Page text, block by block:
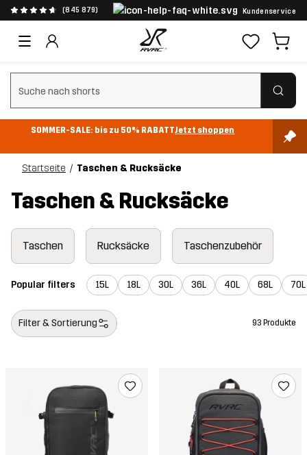
(845 879) Kundenservice
Suchfilter löschen
SOMMER-SALE: bis zu 50% RABATTJetzt shoppen
Startseite Taschen & Rucksäcke
Taschen & Rucksäcke
Taschen Rucksäcke Taschenzubehör
Popular filters 15L 18L 30L 36L 40L 68L 70L
Filter & Sortierung 93 Produkte